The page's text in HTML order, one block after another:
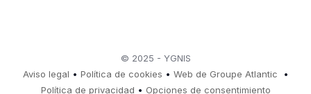
© 2025 - YGNIS
Aviso legal • Política de cookies • Web de Groupe Atlantic
•
Política de privacidad • Opciones de consentimiento